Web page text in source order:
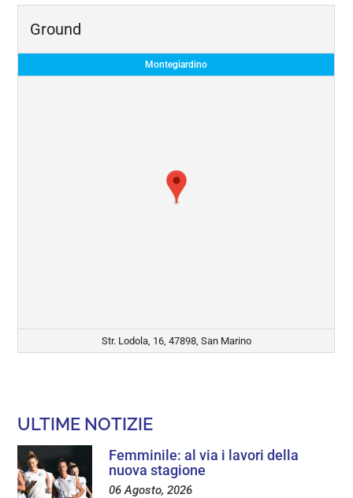
Ground
Montegiardino
Str. Lodola, 16, 47898, San Marino
ULTIME NOTIZIE
Femminile: al via i lavori della
nuova stagione
06 Agosto, 2026